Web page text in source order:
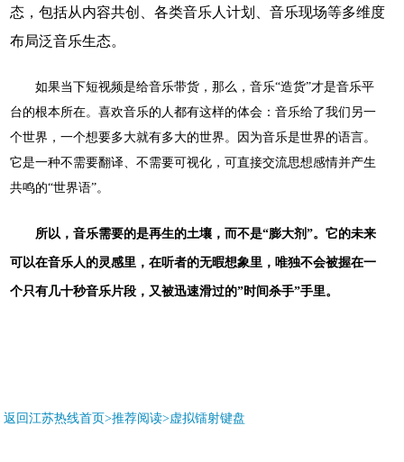
态，包括从内容共创、各类音乐人计划、音乐现场等多维度
布局泛音乐生态。
如果当下短视频是给音乐带货，那么，音乐“造货”才是音乐平
台的根本所在。喜欢音乐的人都有这样的体会：音乐给了我们另一
个世界，一个想要多大就有多大的世界。因为音乐是世界的语言。
它是一种不需要翻译、不需要可视化，可直接交流思想感情并产生
共鸣的“世界语”。
所以，音乐需要的是再生的土壤，而不是“膨大剂”。它的未来
可以在音乐人的灵感里，在听者的无暇想象里，唯独不会被握在一
个只有几十秒音乐片段，又被迅速滑过的”时间杀手”手里。
返回江苏热线首页>推荐阅读>虚拟镭射键盘